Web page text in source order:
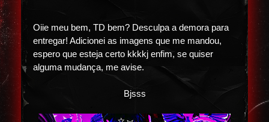
Oiie meu bem, TD bem? Desculpa a demora para
entregar! Adicionei as imagens que me mandou,
espero que esteja certo kkkkj enfim, se quiser
alguma mudança, me avise.
Bjsss